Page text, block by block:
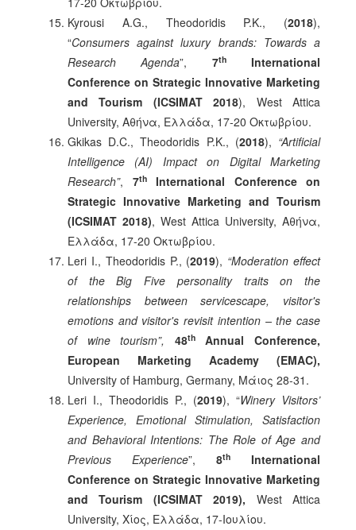
Kyrousi A.G., Theodoridis P.K., (2018),
“Consumers against luxury brands: Towards a
Research Agenda”, 7thInternational
Conference on Strategic Innovative Marketing
and Tourism (ICSIMAT 2018), West Attica
University, Αθήνα, Ελλάδα, 17-20 Οκτωβρίου.
Gkikas D.C., Theodoridis P.K., (2018), “Artificial
Intelligence (AI) Impact on Digital Marketing
Research”, 7thInternational Conference on
Strategic Innovative Marketing and Tourism
(ICSIMAT 2018), West Attica University, Αθήνα,
Ελλάδα, 17-20 Οκτωβρίου.
Leri I., Theodoridis P., (2019), “Moderation effect
of the Big Five personality traits on the
relationships between servicescape, visitor's
emotions and visitor's revisit intention – the case
of wine tourism”, 48thAnnual Conference,
European Marketing Academy (EMAC),
University of Hamburg, Germany, Μάιος 28-31.
Leri I., Theodoridis P., (2019), “Winery Visitors’
Experience, Emotional Stimulation, Satisfaction
and Behavioral Intentions: The Role of Age and
Previous Experience”, 8th
International
Conference on Strategic Innovative Marketing
and Tourism (ICSIMAT 2019), West Attica
University, Χίος, Ελλάδα, 17-Ιουλίου.